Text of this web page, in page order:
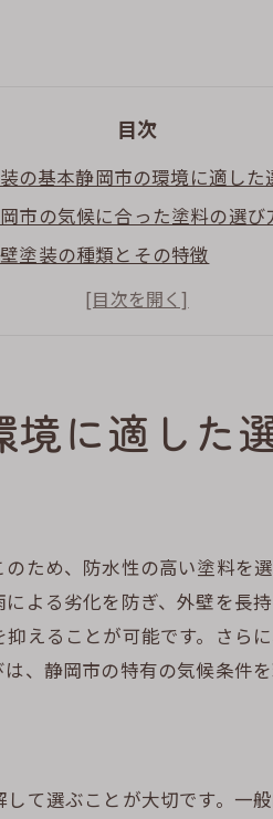
目次
の基本静岡市の環境に適した
市の気候に合った塗料の選び
塗装の種類とその特徴
境に優しい塗料の選択肢
壁塗装の施工プロセスを理解する
気候が外壁クラックに与える
節ごとの外壁メンテナンスの必
ック発生の初期兆候を見逃さ
市特有の気候に対応する防水
ック防止に役立つ外壁素材の
ックを未然に防ぐメンテナン
に適した
ため、防水性の高い塗料を
よる劣化を防ぎ、外壁を長
えることが可能です。さら
、静岡市の特有の気候条件
て選ぶことが大切です。一